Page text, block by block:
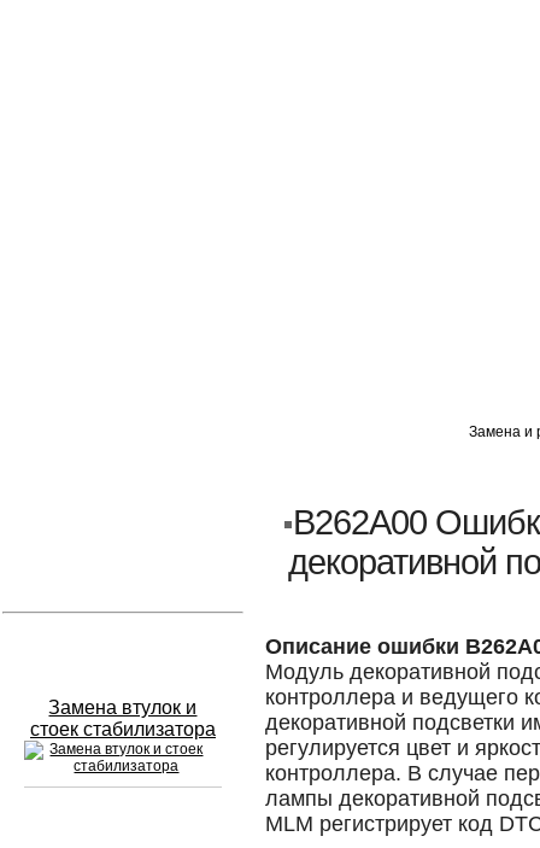
Замена втулок и
стоек стабилизатора
Замена и
B262A00
декоративной
Описание ошибки
Модуль декоративной
контроллера и ведущего
декоративной подсветки
регулируется цвет и
контроллера. В случае
лампы декоративной
MLM регистрирует код